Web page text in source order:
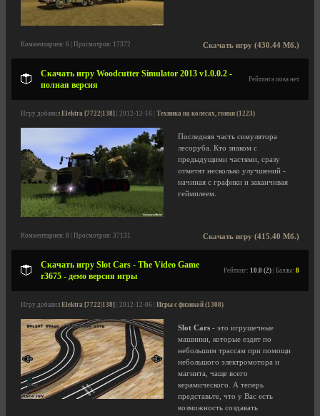
Скачать игру (430.44 Мб.)
Комментариев: 6 | Просмотров: 17372
Скачать игру Woodcutter Simulator 2013 v1.0.0.2 -
полная версия
Рейтинга пока нет
Игру добавил Elektra [7722|138] | 2012-12-16 | Техника на колесах, гонки (1223)
Последняя часть симулятора
лесоруба. Кто знаком с
предыдущими частями, сразу
отметят несколько улучшений -
начиная с графики и заканчивая
геймплеем.
Скачать игру (415.40 Мб.)
Комментариев: 8 | Просмотров: 37131
Скачать игру Slot Cars - The Video Game
r3675 - демо версия игры
Рейтинг: 10.0 (2) | Баллы: 8
Игру добавил Elektra [7722|138] | 2012-12-06 | Игры с физикой (1308)
Slot Cars - это игрушечные
машинки, которые ездят по
небольшим трассам при помощи
небольшого электромотора и
магнита, чаще всего
керамического. А теперь
представьте, что у Вас есть
возможность создавать